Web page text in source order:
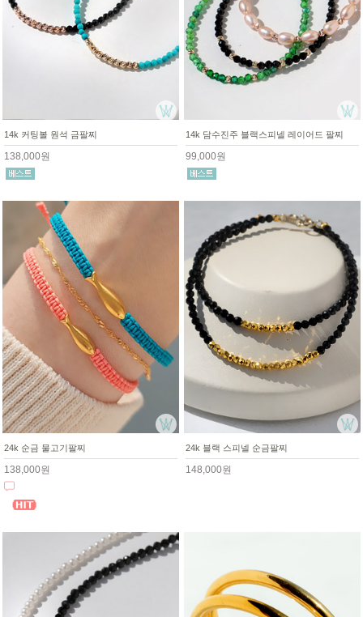
14k 커팅볼 원석 금팔찌
138,000원
14k 담수진주 블랙스피넬 레이어드 팔찌
99,000원
24k 순금 물고기팔찌
138,000원
24k 블랙 스피넬 순금팔찌
148,000원